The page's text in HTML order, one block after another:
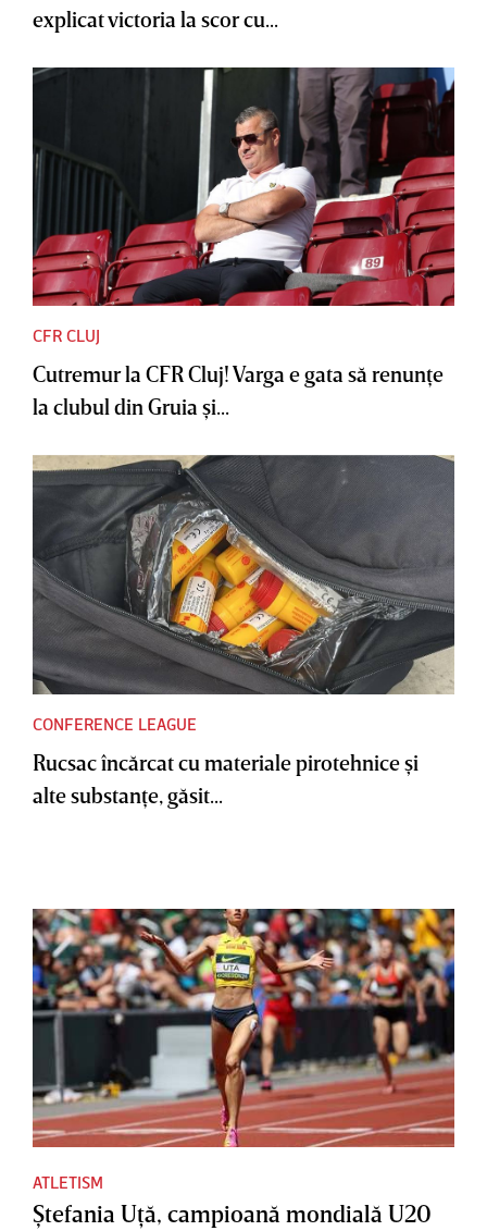
explicat victoria la scor cu...
CFR CLUJ
Cutremur la CFR Cluj! Varga e gata să renunţe
la clubul din Gruia şi...
CONFERENCE LEAGUE
Rucsac încărcat cu materiale pirotehnice şi
alte substanţe, găsit...
ATLETISM
Ştefania Uţă, campioană mondială U20